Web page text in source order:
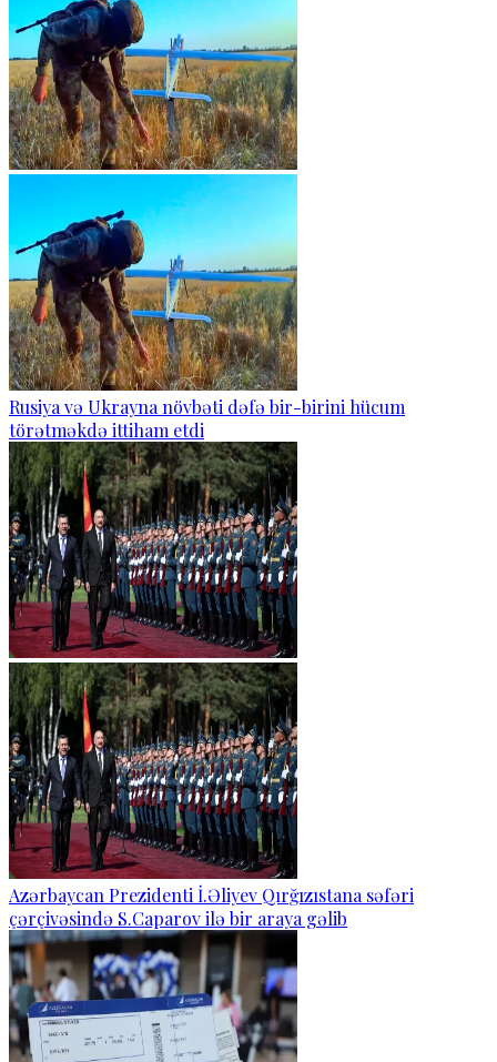
Rusiya və Ukrayna növbəti dəfə bir-birini hücum
törətməkdə ittiham etdi
Azərbaycan Prezidenti İ.Əliyev Qırğızıstana səfəri
çərçivəsində S.Caparov ilə bir araya gəlib